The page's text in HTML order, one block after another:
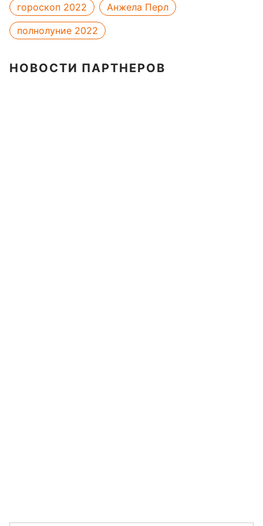
гороскоп 2022
Анжела Перл
полнолуние 2022
НОВОСТИ ПАРТНЕРОВ